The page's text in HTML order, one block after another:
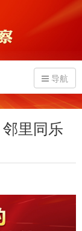
导航
里同乐